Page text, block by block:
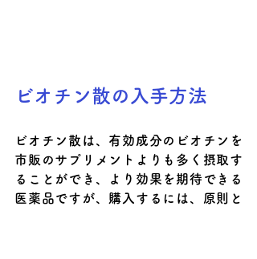
ビオチン散の入手方法
ビオチン散は、有効成分のビオチンを
市販のサプリメントよりも多く摂取す
ることができ、より効果を期待できる
医薬品ですが、購入するには、原則と